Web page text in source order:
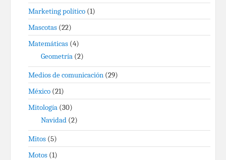
Marketing político (1)
Mascotas (22)
Matemáticas (4)
Geometría (2)
Medios de comunicación (29)
México (21)
Mitología (30)
Navidad (2)
Mitos (5)
Motos (1)